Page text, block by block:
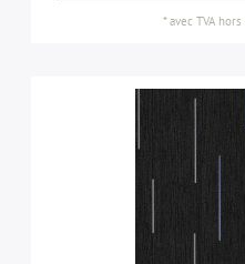
*avec TVAhors